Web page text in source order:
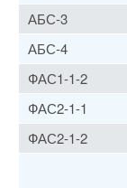
АБС-3
АБС-4
ФАС1-1-2
ФАС2-1-1
ФАС2-1-2